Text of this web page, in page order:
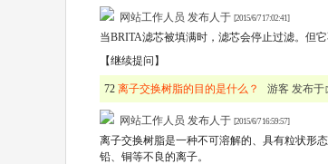
网站工作人员 发布人于 [2015/6/7 17:02:41]
当BRITA滤芯被填满时，滤芯会停止过滤。但
【继续提问】
72 离子交换树脂的目的是什么？ 游客 发布于
网站工作人员 发布人于 [2015/6/7 16:59:57]
离子交换树脂是一种不可溶解的、具有粒状形
铅、铜等不良的离子。